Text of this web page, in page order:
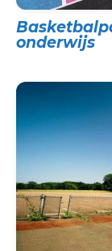
onderwijs